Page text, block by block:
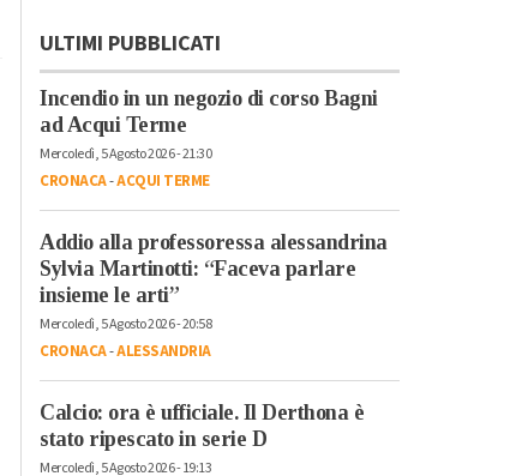
ULTIMI PUBBLICATI
Incendio in un negozio di corso Bagni
ad Acqui Terme
Mercoledì, 5 Agosto 2026 - 21:30
CRONACA-ACQUI TERME
Addio alla professoressa alessandrina
Sylvia Martinotti: “Faceva parlare
insieme le arti”
Mercoledì, 5 Agosto 2026 - 20:58
CRONACA-ALESSANDRIA
Calcio: ora è ufficiale. Il Derthona è
stato ripescato in serie D
Mercoledì, 5 Agosto 2026 - 19:13